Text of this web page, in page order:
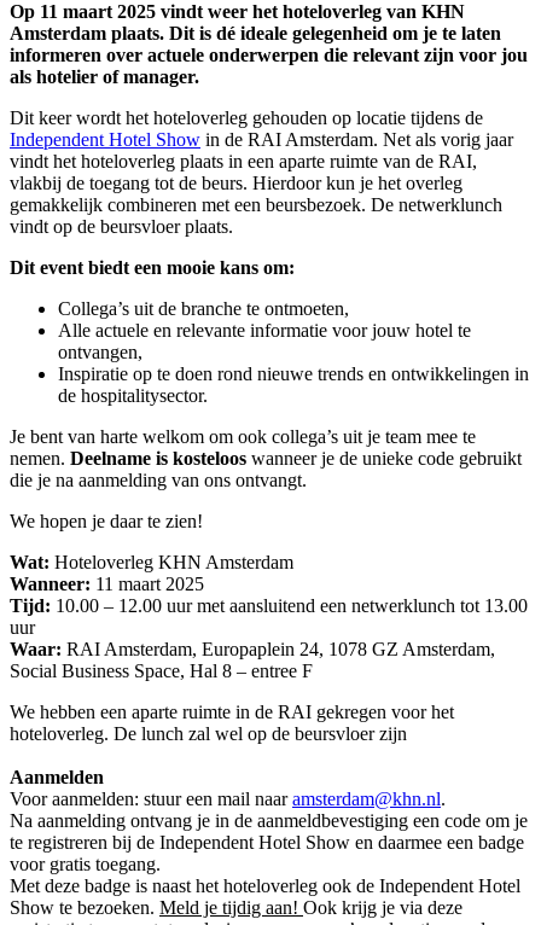
Op 11 maart 2025 vindt weer het hoteloverleg van KHN
Amsterdam plaats. Dit is dé ideale gelegenheid om je te laten
informeren over actuele onderwerpen die relevant zijn voor jou
als hotelier of manager.
Dit keer wordt het hoteloverleg gehouden op locatie tijdens de
Independent Hotel Show in de RAI Amsterdam. Net als vorig jaar
vindt het hoteloverleg plaats in een aparte ruimte van de RAI,
vlakbij de toegang tot de beurs. Hierdoor kun je het overleg
gemakkelijk combineren met een beursbezoek. De netwerklunch
vindt op de beursvloer plaats.
Dit event biedt een mooie kans om:
Collega’s uit de branche te ontmoeten,
Alle actuele en relevante informatie voor jouw hotel te
ontvangen,
Inspiratie op te doen rond nieuwe trends en ontwikkelingen in
de hospitalitysector.
Je bent van harte welkom om ook collega’s uit je team mee te
nemen. Deelname is kosteloos wanneer je de unieke code gebruikt
die je na aanmelding van ons ontvangt.
We hopen je daar te zien!
Wat: Hoteloverleg KHN Amsterdam
Wanneer: 11 maart 2025
Tijd: 10.00 – 12.00 uur met aansluitend een netwerklunch tot 13.00
uur
Waar: RAI Amsterdam, Europaplein 24, 1078 GZ Amsterdam,
Social Business Space, Hal 8 – entree F
We hebben een aparte ruimte in de RAI gekregen voor het
hoteloverleg. De lunch zal wel op de beursvloer zijn
Aanmelden
Voor aanmelden: stuur een mail naaramsterdam@khn.nl.
Na aanmelding ontvang je in de aanmeldbevestiging een code om je
te registreren bij de Independent Hotel Show en daarmee een badge
voor gratis toegang.
Met deze badge is naast het hoteloverleg ook de Independent Hotel
Show te bezoeken. Meld je tijdig aan! Ook krijg je via deze